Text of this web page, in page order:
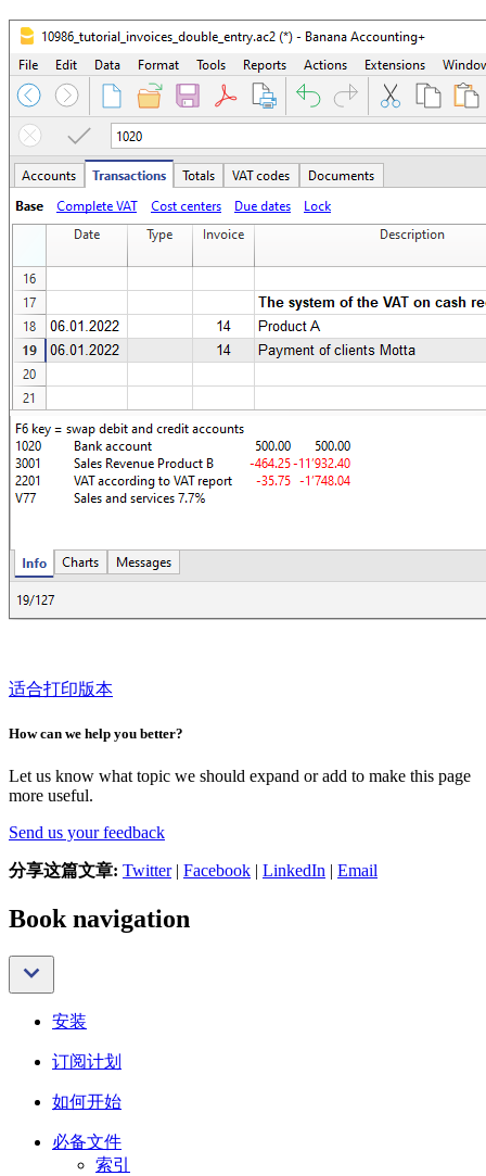
适合打印版本
How can we help you better?
Let us know what topic we should expand or add to make this page
more useful.
Send us your feedback
分享这篇文章: Twitter| Facebook | LinkedIn | Email
Book navigation
安装
订阅计划
如何开始
必备文件
索引